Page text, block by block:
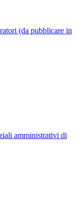
(da pubblicare in
amministrativi di